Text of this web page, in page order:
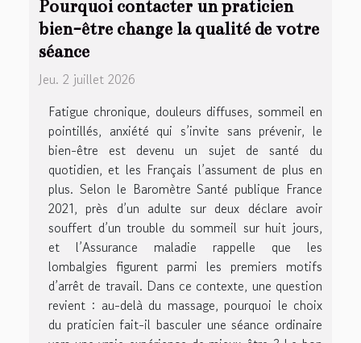
Pourquoi contacter un praticien
bien-être change la qualité de votre
séance
Jeu. 2 juillet 2026
Fatigue chronique, douleurs diffuses, sommeil en
pointillés, anxiété qui s’invite sans prévenir, le
bien-être est devenu un sujet de santé du
quotidien, et les Français l’assument de plus en
plus. Selon le Baromètre Santé publique France
2021, près d’un adulte sur deux déclare avoir
souffert d’un trouble du sommeil sur huit jours,
et l’Assurance maladie rappelle que les
lombalgies figurent parmi les premiers motifs
d’arrêt de travail. Dans ce contexte, une question
revient : au-delà du massage, pourquoi le choix
du praticien fait-il basculer une séance ordinaire